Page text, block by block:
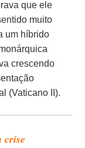
que ele
muito
um híbrido
crescendo
(Vaticano II).
crise